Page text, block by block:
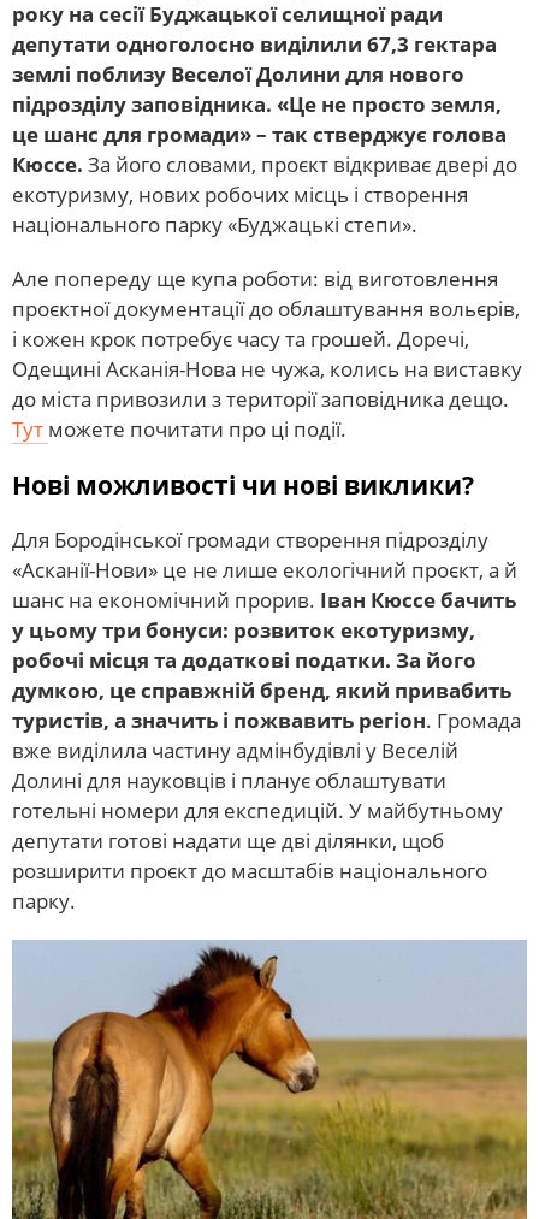
року на сесії Буджацької селищної ради
депутати одноголосно виділили 67,3 гектара
землі поблизу Веселої Долини для нового
підрозділу заповідника. «Це не просто земля,
це шанс для громади» – так стверджує голова
Кюссе. За його словами, проєкт відкриває двері до
екотуризму, нових робочих місць і створення
національного парку «Буджацькі степи».
Але попереду ще купа роботи: від виготовлення
проєктної документації до облаштування вольєрів,
і кожен крок потребує часу та грошей. Доречі,
Одещині Асканія-Нова не чужа, колись на виставку
до міста привозили з території заповідника дещо.
Тут можете почитати про ці події.
Нові можливості чи нові виклики?
Для Бородінської громади створення підрозділу
«Асканії-Нови» це не лише екологічний проєкт, а й
шанс на економічний прорив. Іван Кюссе бачить
у цьому три бонуси: розвиток екотуризму,
робочі місця та додаткові податки. За його
думкою, це справжній бренд, який привабить
туристів, а значить і пожвавить регіон. Громада
вже виділила частину адмінбудівлі у Веселій
Долині для науковців і планує облаштувати
готельні номери для експедицій. У майбутньому
депутати готові надати ще дві ділянки, щоб
розширити проєкт до масштабів національного
парку.